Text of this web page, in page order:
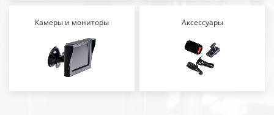
Камеры и мониторы Аксессуары